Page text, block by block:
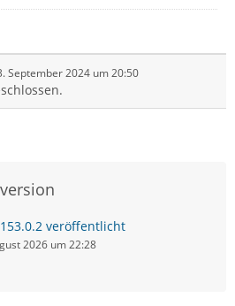
September 2024 um 20:50
veröffentlicht
2026 um 22:28